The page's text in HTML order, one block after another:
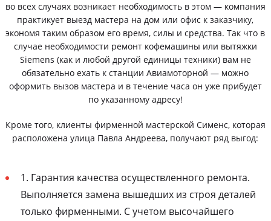
во всех случаях возникает необходимость в этом — компания
практикует выезд мастера на дом или офис к заказчику,
экономя таким образом его время, силы и средства. Так что в
случае необходимости ремонт кофемашины или вытяжки
Siemens (как и любой другой единицы техники) вам не
обязательно ехать к станции Авиамоторной — можно
оформить вызов мастера и в течение часа он уже прибудет
по указанному адресу!
Кроме того, клиенты фирменной мастерской Сименс, которая
расположена улица Павла Андреева, получают ряд выгод:
1. Гарантия качества осуществленного ремонта.
Выполняется замена вышедших из строя деталей
только фирменными. С учетом высочайшего